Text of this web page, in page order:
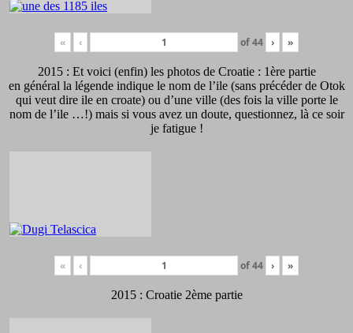
« ‹ of44 › »
2015 : Et voici (enfin) les photos de Croatie : 1ère partie
en général la légende indique le nom de l’ile (sans précéder de Otok
qui veut dire ile en croate) ou d’une ville (des fois la ville porte le
nom de l’ile …!) mais si vous avez un doute, questionnez, là ce soir
je fatigue !
« ‹ of44 › »
2015 : Croatie 2ème partie